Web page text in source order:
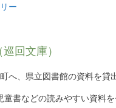
ー
回文庫）
へ、県立図書館の資料を貸
書などの読みやすい資料